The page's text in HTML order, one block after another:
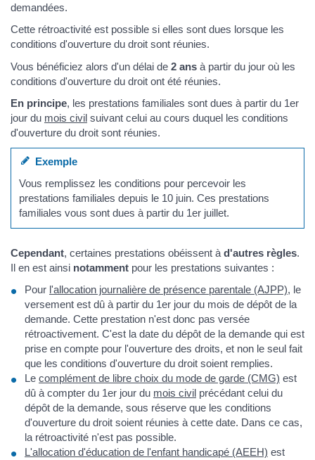
demandées.
Cette rétroactivité est possible si elles sont dues lorsque les
conditions d'ouverture du droit sont réunies.
Vous bénéficiez alors d'un délai de 2 ans à partir du jour où les
conditions d'ouverture du droit ont été réunies.
En principe, les prestations familiales sont dues à partir du 1er
jour du mois civil suivant celui au cours duquel les conditions
d'ouverture du droit sont réunies.
Exemple
Vous remplissez les conditions pour percevoir les
prestations familiales depuis le 10 juin. Ces prestations
familiales vous sont dues à partir du 1er juillet.
Cependant, certaines prestations obéissent à d'autres règles.
Il en est ainsi notamment pour les prestations suivantes :
Pour l'allocation journalière de présence parentale (AJPP), le
versement est dû à partir du 1er jour du mois de dépôt de la
demande. Cette prestation n'est donc pas versée
rétroactivement. C'est la date du dépôt de la demande qui est
prise en compte pour l'ouverture des droits, et non le seul fait
que les conditions d'ouverture du droit soient remplies.
Le complément de libre choix du mode de garde (CMG) est
dû à compter du 1er jour du mois civil précédant celui du
dépôt de la demande, sous réserve que les conditions
d'ouverture du droit soient réunies à cette date. Dans ce cas,
la rétroactivité n'est pas possible.
L'allocation d'éducation de l'enfant handicapé (AEEH) est